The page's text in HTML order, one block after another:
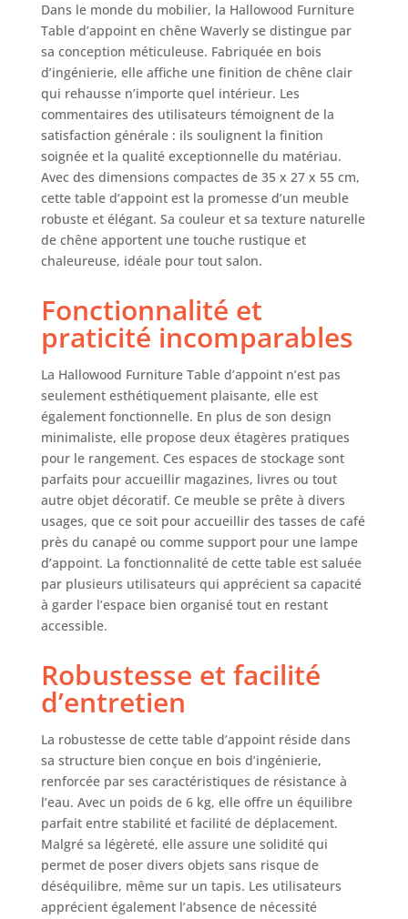
mesure 27 x 55 x
35 cm. Design
élégant et
moderne : un
meuble de salon
élégant avec des
pieds surélevés et
un design
compact, cette
table magazine en
chêne clair
fonctionne
également comme
une petite table de
convient à tout
intérieur moderne
et idéal pour les
une utilisation de
chevet.
Fonctionnalité
polyvalente : idéale
pour les intérieurs
modernes ou
classiques, la table
d'appoint en bois
fonctionnalité,
servant à la fois de
petite table
d'appoint et de
placée à côté d'un
canapé ou d'un lit
de main.
Engagement de
qualité supérieure
: fabriquée à partir
de chêne massif, la
petite table en bois
offre une
durabilité et
fonctionne
parfaitement
Dans le monde du mobilier, la Hallowood Furniture
Table d’appoint en chêne Waverly se distingue par
sa conception méticuleuse. Fabriquée en bois
d’ingénierie, elle affiche une finition de chêne clair
qui rehausse n’importe quel intérieur. Les
commentaires des utilisateurs témoignent de la
satisfaction générale : ils soulignent la finition
soignée et la qualité exceptionnelle du matériau.
Avec des dimensions compactes de 35 x 27 x 55 cm,
cette table d’appoint est la promesse d’un meuble
robuste et élégant. Sa couleur et sa texture naturelle
de chêne apportent une touche rustique et
chaleureuse, idéale pour tout salon.
Fonctionnalité et
praticité incomparables
La Hallowood Furniture Table d’appoint n’est pas
seulement esthétiquement plaisante, elle est
également fonctionnelle. En plus de son design
minimaliste, elle propose deux étagères pratiques
pour le rangement. Ces espaces de stockage sont
parfaits pour accueillir magazines, livres ou tout
autre objet décoratif. Ce meuble se prête à divers
usages, que ce soit pour accueillir des tasses de café
près du canapé ou comme support pour une lampe
d’appoint. La fonctionnalité de cette table est saluée
par plusieurs utilisateurs qui apprécient sa capacité
à garder l’espace bien organisé tout en restant
accessible.
Robustesse et facilité
d’entretien
La robustesse de cette table d’appoint réside dans
sa structure bien conçue en bois d’ingénierie,
renforcée par ses caractéristiques de résistance à
l’eau. Avec un poids de 6 kg, elle offre un équilibre
parfait entre stabilité et facilité de déplacement.
Malgré sa légèreté, elle assure une solidité qui
permet de poser divers objets sans risque de
déséquilibre, même sur un tapis. Les utilisateurs
apprécient également l’absence de nécessité